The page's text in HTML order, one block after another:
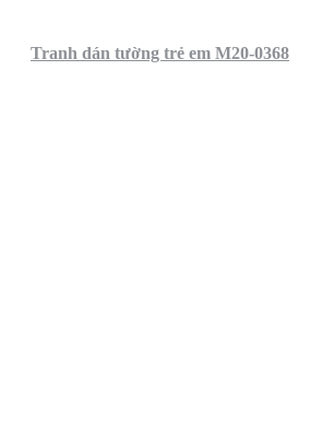
Tranh dán tường trẻ em M20-0368